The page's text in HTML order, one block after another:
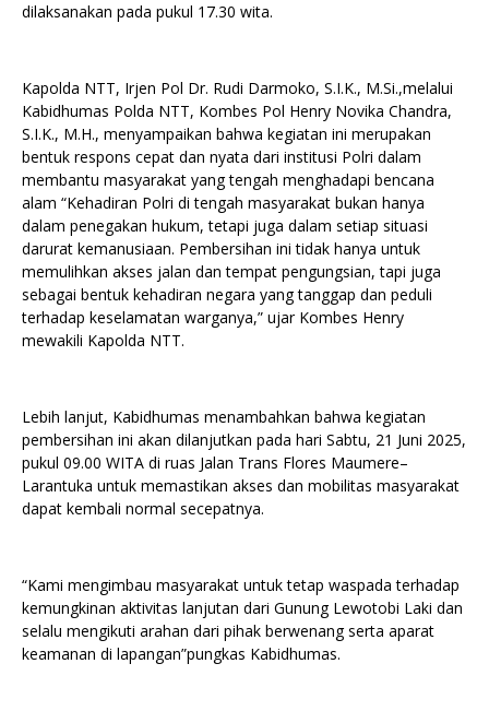
dilaksanakan pada pukul 17.30 wita.
Kapolda NTT, Irjen Pol Dr. Rudi Darmoko, S.I.K., M.Si.,melalui
Kabidhumas Polda NTT, Kombes Pol Henry Novika Chandra,
S.I.K., M.H., menyampaikan bahwa kegiatan ini merupakan
bentuk respons cepat dan nyata dari institusi Polri dalam
membantu masyarakat yang tengah menghadapi bencana
alam “Kehadiran Polri di tengah masyarakat bukan hanya
dalam penegakan hukum, tetapi juga dalam setiap situasi
darurat kemanusiaan. Pembersihan ini tidak hanya untuk
memulihkan akses jalan dan tempat pengungsian, tapi juga
sebagai bentuk kehadiran negara yang tanggap dan peduli
terhadap keselamatan warganya,” ujar Kombes Henry
mewakili Kapolda NTT.
Lebih lanjut, Kabidhumas menambahkan bahwa kegiatan
pembersihan ini akan dilanjutkan pada hari Sabtu, 21 Juni 2025,
pukul 09.00 WITA di ruas Jalan Trans Flores Maumere–
Larantuka untuk memastikan akses dan mobilitas masyarakat
dapat kembali normal secepatnya.
“Kami mengimbau masyarakat untuk tetap waspada terhadap
kemungkinan aktivitas lanjutan dari Gunung Lewotobi Laki dan
selalu mengikuti arahan dari pihak berwenang serta aparat
keamanan di lapangan”pungkas Kabidhumas.